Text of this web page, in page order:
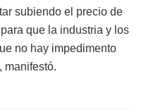
subiendo el precio de
que la industria y los
no hay impedimento
manifestó.